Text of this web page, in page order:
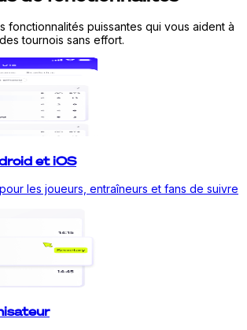
fonctionnalités puissantes qui vous aident à
tournois sans effort.
et iOS
les joueurs, entraîneurs et fans de suivre